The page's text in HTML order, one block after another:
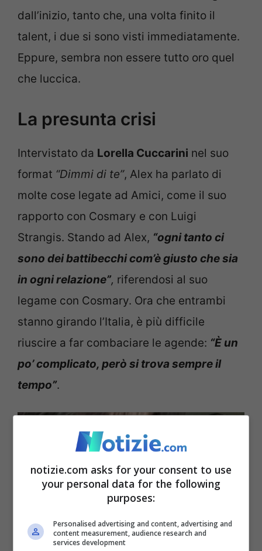
dall’inizio, tanto che, una volta finito il
talent, i due si sono visti immediatamente.
Eppure, sembra non essere tutto oro quel
che luccica.
La presunta crisi
Intervistato da Lorella Cuccarini nel suo
format “Dimmi di te”, Alex ha parlato di
molte cose legate ad Amici, come il suo
rapporto con Cosmary e con Luigi
Strangis. Stando ad Alex, “ogni tanto ci
sono dei battibecchi com’è giusto che sia
in ogni relazione”, riferendosi al suo
legame con Cosmary. Ora che entrambi
stanno girando l’Italia, è più difficile
riuscire a far combaciare le agende: “È un
po’ complicato, però si trova sempre il
tempo”.
notizie.com asks for your consent to use
your personal data for the following
purposes:
Personalised advertising and content, advertising and
content measurement, audience research and
services development